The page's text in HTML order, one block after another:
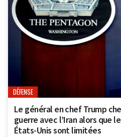
DÉFENSE
Le général en chef Trump
guerre avec l’Iran alors que
États-Unis sont limitées